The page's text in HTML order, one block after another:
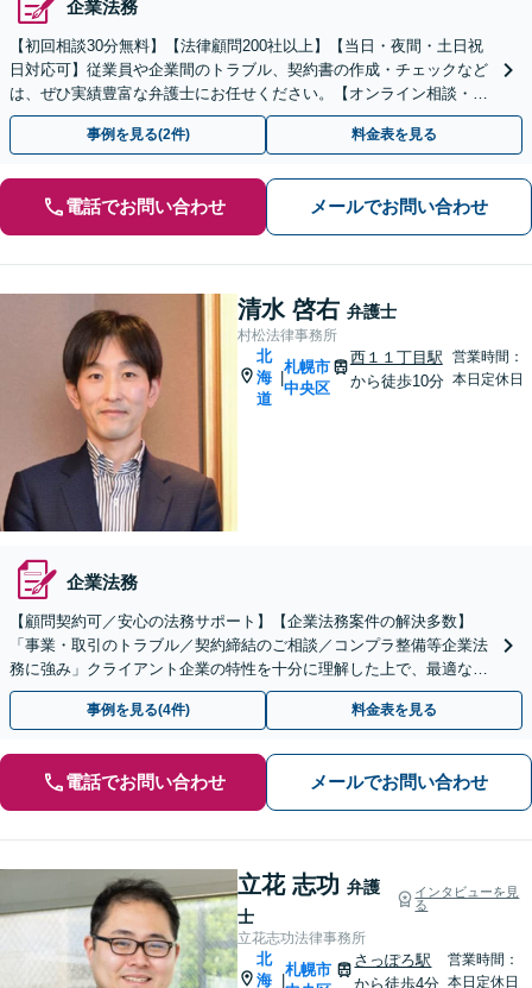
企業法務
【初回相談30分無料】【法律顧問200社以上】【当日・夜間・土日祝
日対応可】従業員や企業間のトラブル、契約書の作成・チェックなど
は、ぜひ実績豊富な弁護士にお任せください。【オンライン相談・電
子契約に対応】
事例を見る(2件) 料金表を見る
電話でお問い合わせ メールでお問い合わせ
清水 啓右 弁護士
村松法律事務所
北
海
道
札幌市
中央区
西１１丁目駅
から徒歩10分
営業時間：
本日定休日
企業法務
【顧問契約可／安心の法務サポート】【企業法務案件の解決多数】
「事業・取引のトラブル／契約締結のご相談／コンプラ整備等企業法
務に強み」クライアント企業の特性を十分に理解した上で、最適な法
的戦略を立案「労務問題全般に対応」【休日・夜間相談可】
事例を見る(4件) 料金表を見る
電話でお問い合わせ メールでお問い合わせ
立花 志功 弁護
士
インタビューを見
る
立花志功法律事務所
北
海
札幌市
さっぽろ駅
から徒歩4分
営業時間：
本日定休日